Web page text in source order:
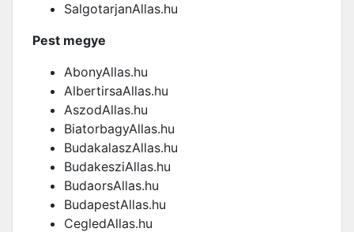
SalgotarjanAllas.hu
Pest megye
AbonyAllas.hu
AlbertirsaAllas.hu
AszodAllas.hu
BiatorbagyAllas.hu
BudakalaszAllas.hu
BudakesziAllas.hu
BudaorsAllas.hu
BudapestAllas.hu
CegledAllas.hu